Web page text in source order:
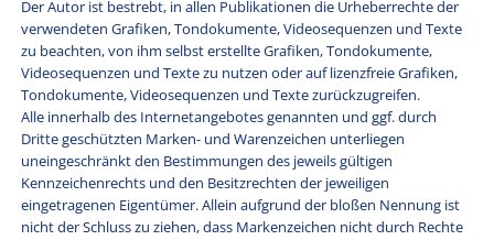
Der Autor ist bestrebt, in allen Publikationen die Urheberrechte der
verwendeten Grafiken, Tondokumente, Videosequenzen und Texte
zu beachten, von ihm selbst erstellte Grafiken, Tondokumente,
Videosequenzen und Texte zu nutzen oder auf lizenzfreie Grafiken,
Tondokumente, Videosequenzen und Texte zurückzugreifen.
Alle innerhalb des Internetangebotes genannten und ggf. durch
Dritte geschützten Marken- und Warenzeichen unterliegen
uneingeschränkt den Bestimmungen des jeweils gültigen
Kennzeichenrechts und den Besitzrechten der jeweiligen
eingetragenen Eigentümer. Allein aufgrund der bloßen Nennung ist
nicht der Schluss zu ziehen, dass Markenzeichen nicht durch Rechte